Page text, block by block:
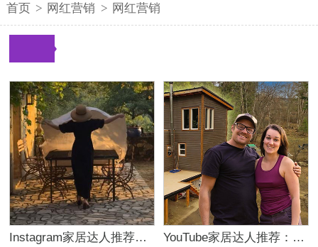
首页 > 网红营销 > 网红营销
Instagram家居达人推荐：法国庄园生活博主，高端品牌合作优选 YouTube家居达人推荐：加拿大DIY建筑生活kol博主